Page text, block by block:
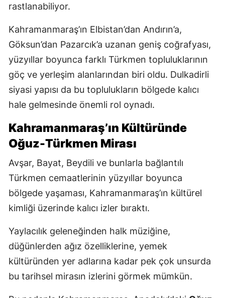
rastlanabiliyor.
Kahramanmaraş’ın Elbistan’dan Andırın’a,
Göksun’dan Pazarcık’a uzanan geniş coğrafyası,
yüzyıllar boyunca farklı Türkmen topluluklarının
göç ve yerleşim alanlarından biri oldu. Dulkadirli
siyasi yapısı da bu toplulukların bölgede kalıcı
hale gelmesinde önemli rol oynadı.
Kahramanmaraş’ın Kültüründe
Oğuz-Türkmen Mirası
Avşar, Bayat, Beydili ve bunlarla bağlantılı
Türkmen cemaatlerinin yüzyıllar boyunca
bölgede yaşaması, Kahramanmaraş’ın kültürel
kimliği üzerinde kalıcı izler bıraktı.
Yaylacılık geleneğinden halk müziğine,
düğünlerden ağız özelliklerine, yemek
kültüründen yer adlarına kadar pek çok unsurda
bu tarihsel mirasın izlerini görmek mümkün.